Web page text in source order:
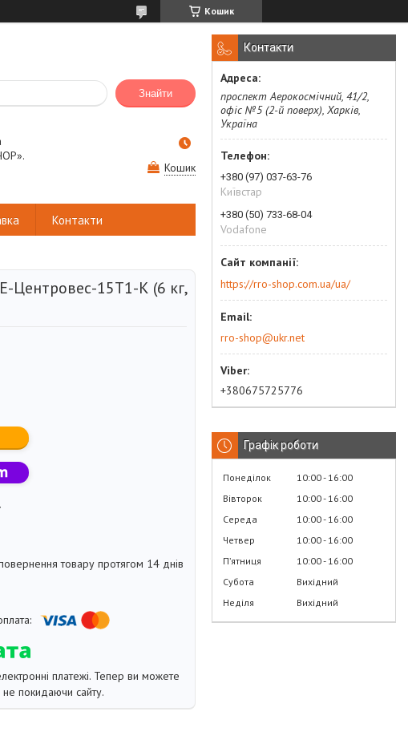
Кошик
Знайти
Кошик
Контакти
Центровес-15Т1-К (6 кг,
товару протягом 14 днів
платежі. Тепер ви можете
покидаючи сайту.
Контакти
проспект Аерокосмічний, 41/2,
офіс №5 (2-й поверх), Харків,
Україна
+380 (97) 037-63-76
Київстар
+380 (50) 733-68-04
Vodafone
https://rro-shop.com.ua/ua/
rro-shop@ukr.net
+380675725776
Графік роботи
Понеділок 10:00 16:00
Вівторок
10:00 16:00
Середа
10:00 16:00
Четвер
10:00 16:00
Пʼятниця
10:00 16:00
Субота
Вихідний
Неділя
Вихідний